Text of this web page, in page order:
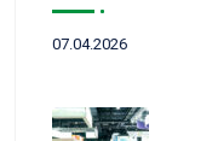
07.04.2026